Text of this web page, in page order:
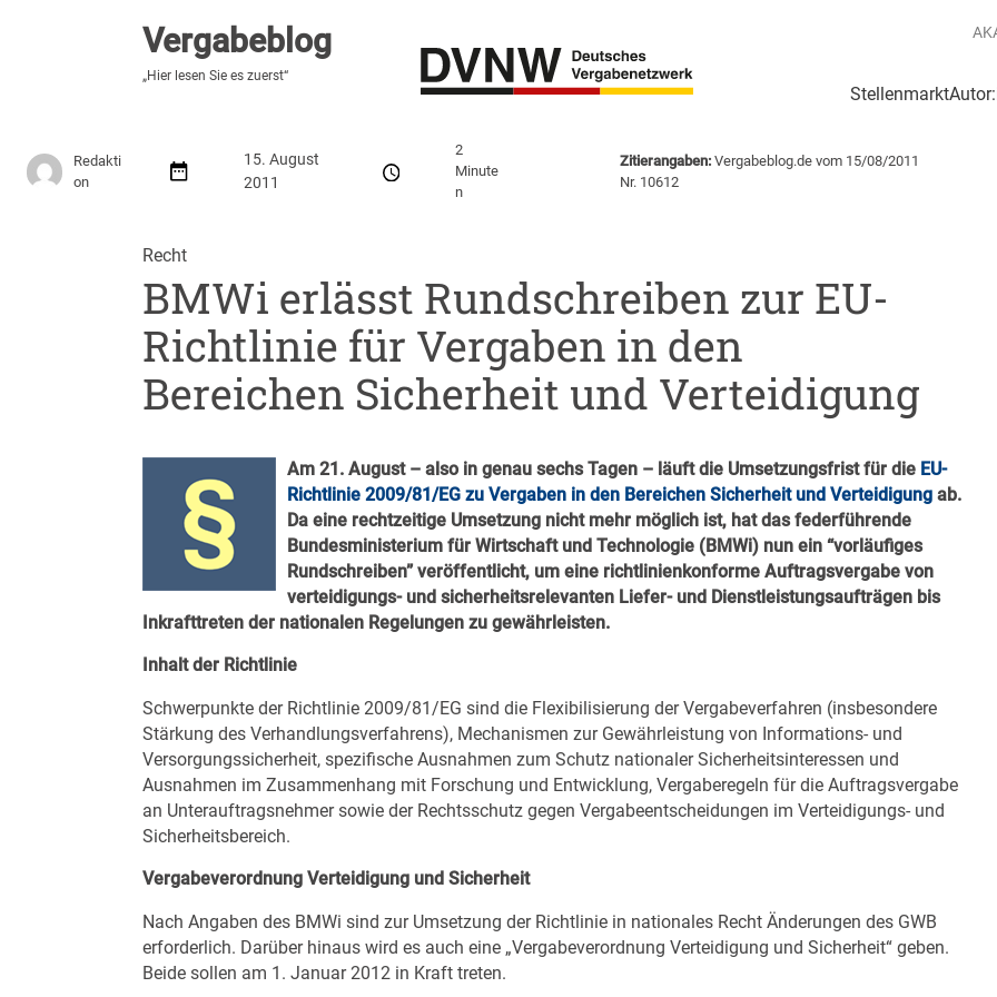
Vergabeblog
„Hier lesen Sie es zuerst“
Stellenmarkt
Vergabeblog
„Hier lesen Sie es zuerst“
Redakti
on
15. August
2011
2
Minute
n
Zitierangaben:Vergabeblog.de vom 15/08/2011
Nr. 10612
Recht
BMWi erlässt Rundschreiben zur EU-
Richtlinie für Vergaben in den
Bereichen Sicherheit und Verteidigung
Am 21. August – also in genau sechs Tagen – läuft die Umsetzungsfrist für die EU-
Richtlinie 2009/81/EG zu Vergaben in den Bereichen Sicherheit und Verteidigung ab.
Da eine rechtzeitige Umsetzung nicht mehr möglich ist, hat das federführende
Bundesministerium für Wirtschaft und Technologie (BMWi) nun ein “vorläufiges
Rundschreiben” veröffentlicht, um eine richtlinienkonforme Auftragsvergabe von
verteidigungs- und sicherheitsrelevanten Liefer- und Dienstleistungsaufträgen bis
Inkrafttreten der nationalen Regelungen zu gewährleisten.
Inhalt der Richtlinie
Schwerpunkte der Richtlinie 2009/81/EG sind die Flexibilisierung der Vergabeverfahren (insbesondere
Stärkung des Verhandlungsverfahrens), Mechanismen zur Gewährleistung von Informations- und
Versorgungssicherheit, spezifische Ausnahmen zum Schutz nationaler Sicherheitsinteressen und
Ausnahmen im Zusammenhang mit Forschung und Entwicklung, Vergaberegeln für die Auftragsvergabe
an Unterauftragsnehmer sowie der Rechtsschutz gegen Vergabeentscheidungen im Verteidigungs- und
Sicherheitsbereich.
Vergabeverordnung Verteidigung und Sicherheit
Nach Angaben des BMWi sind zur Umsetzung der Richtlinie in nationales Recht Änderungen des GWB
erforderlich. Darüber hinaus wird es auch eine „Vergabeverordnung Verteidigung und Sicherheit“ geben.
Beide sollen am 1. Januar 2012 in Kraft treten.